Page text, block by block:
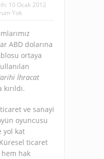
10 Ocak 2012
Yok
ABD dolarına
ortaya
İhracat
ve sanayi
oyuncusu
yol kat
ticaret
hak